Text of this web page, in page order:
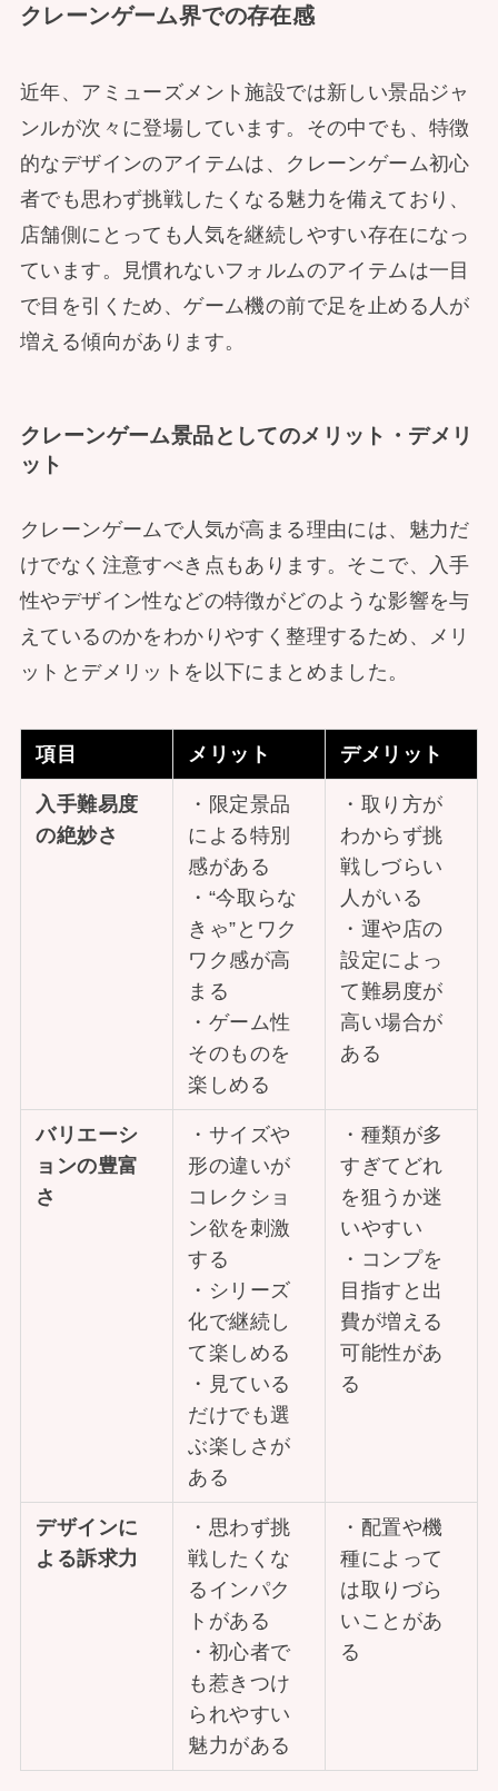
クレーンゲーム界での存在感
近年、アミューズメント施設では新しい景品ジャ
ンルが次々に登場しています。その中でも、特徴
的なデザインのアイテムは、クレーンゲーム初心
者でも思わず挑戦したくなる魅力を備えており、
店舗側にとっても人気を継続しやすい存在になっ
ています。見慣れないフォルムのアイテムは一目
で目を引くため、ゲーム機の前で足を止める人が
増える傾向があります。
クレーンゲーム景品としてのメリット・デメリ
ット
クレーンゲームで人気が高まる理由には、魅力だ
けでなく注意すべき点もあります。そこで、入手
性やデザイン性などの特徴がどのような影響を与
えているのかをわかりやすく整理するため、メリ
ットとデメリットを以下にまとめました。
項目 メリット デメリット
入手難易度
の絶妙さ
・限定景品
による特別
感がある
・“今取らな
きゃ”とワク
ワク感が高
まる
・ゲーム性
そのものを
楽しめる
・取り方が
わからず挑
戦しづらい
人がいる
・運や店の
設定によっ
て難易度が
高い場合が
ある
バリエーシ
ョンの豊富
さ
・サイズや
形の違いが
コレクショ
ン欲を刺激
する
・シリーズ
化で継続し
て楽しめる
・見ている
だけでも選
ぶ楽しさが
ある
・種類が多
すぎてどれ
を狙うか迷
いやすい
・コンプを
目指すと出
費が増える
可能性があ
る
デザインに
よる訴求力
・思わず挑
戦したくな
るインパク
トがある
・初心者で
も惹きつけ
られやすい
魅力がある
・配置や機
種によって
は取りづら
いことがあ
る